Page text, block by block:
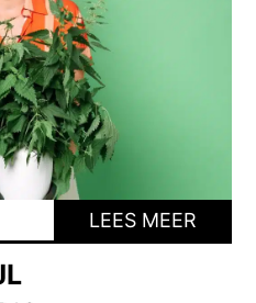
LEES MEER